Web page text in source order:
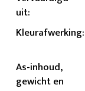
uit:
Kleurafwerking:
As-inhoud,
gewicht en